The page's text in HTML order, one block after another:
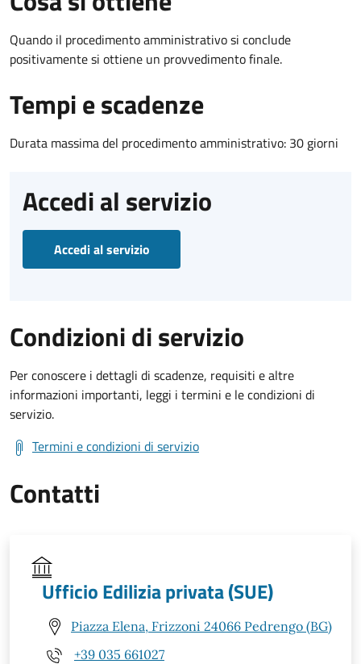
Quando il procedimento amministrativo si conclude
positivamente si ottiene un provvedimento finale.
Tempi e scadenze
Durata massima del procedimento amministrativo: 30 giorni
Accedi al servizio
Accedi al servizio
Condizioni di servizio
Per conoscere i dettagli di scadenze, requisiti e altre
informazioni importanti, leggi i termini e le condizioni di
servizio.
Termini e condizioni di servizio
Contatti
Ufficio Edilizia privata (SUE)
Piazza Elena, Frizzoni 24066 Pedrengo (BG)
+39 035 661027